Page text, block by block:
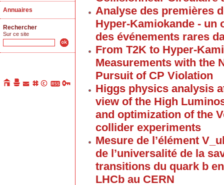
Annuaires
Rechercher
Sur ce site
Analyse des premières
Hyper-Kamiokande - un
des événements rares
From T2K to Hyper-
Measurements with the
Pursuit of CP Violation
Higgs physics analysis
view of the High
and optimization of the
collider experiments
Mesure de l’élément
de l’universalité de la
transitions du quark b
LHCb au CERN